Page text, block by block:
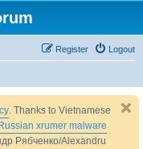
Logout
Register
. Thanks to Vietnamese
Russian xrumer malware
Рябченко/Alexandru